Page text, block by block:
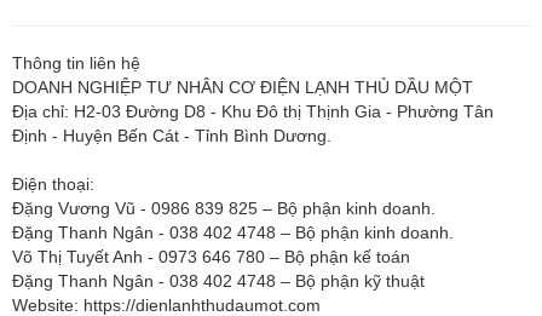
Thông tin liên hệ
DOANH NGHIỆP TƯ NHÂN CƠ ĐIỆN LẠNH THỦ DẦU MỘT
Địa chỉ: H2-03 Đường D8 - Khu Đô thị Thịnh Gia - Phường Tân
Định - Huyện Bến Cát - Tỉnh Bình Dương.
Điện thoại:
Đặng Vương Vũ - 0986 839 825 – Bộ phận kinh doanh.
Đặng Thanh Ngân - 038 402 4748 – Bộ phận kinh doanh.
Võ Thị Tuyết Anh - 0973 646 780 – Bộ phận kế toán
Đặng Thanh Ngân - 038 402 4748 – Bộ phận kỹ thuật
Website: https://dienlanhthudaumot.com